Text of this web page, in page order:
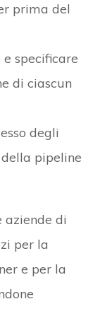
prima del
specificare
di ciascun
degli
pipeline
di
per la
e per la